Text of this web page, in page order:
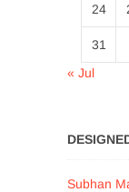
24
31
« Jul
Subhan